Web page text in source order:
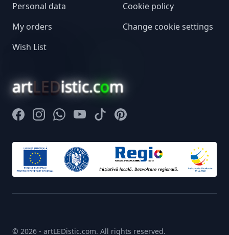
Personal data
My orders
Wish List
Cookie policy
Change cookie settings
artLEDistic.com
FacebookInstagramWhatsappYoutubeTiktokPinterest
© 2026 - artLEDistic.com. All rights reserved.